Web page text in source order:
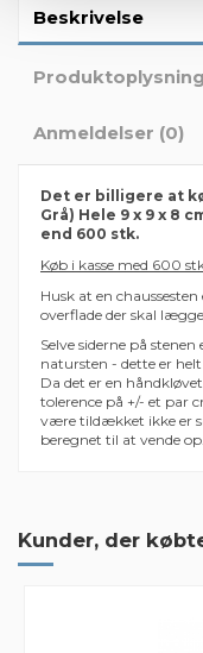
Beskrivelse
Anmeldelser (0)
Det er billigere at
Grå) Hele 9 x 9 x 8
end 600 stk.
Køb i kasse med 600
Husk at en
overflade der skal lægge
Selve siderne på
natursten - dette er
Da det er en
tolerence på +/- et par
være tildækket ikke er
beregnet til at vende op.
Kunder, der